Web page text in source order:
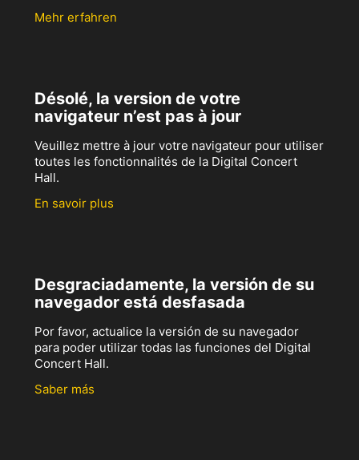
Mehr erfahren
Désolé, la version de votre
navigateur n’est pas à jour
Veuillez mettre à jour votre navigateur pour utiliser
toutes les fonctionnalités de la Digital Concert
Hall.
En savoir plus
Desgraciadamente, la versión de su
navegador está desfasada
Por favor, actualice la versión de su navegador
para poder utilizar todas las funciones del Digital
Concert Hall.
Saber más